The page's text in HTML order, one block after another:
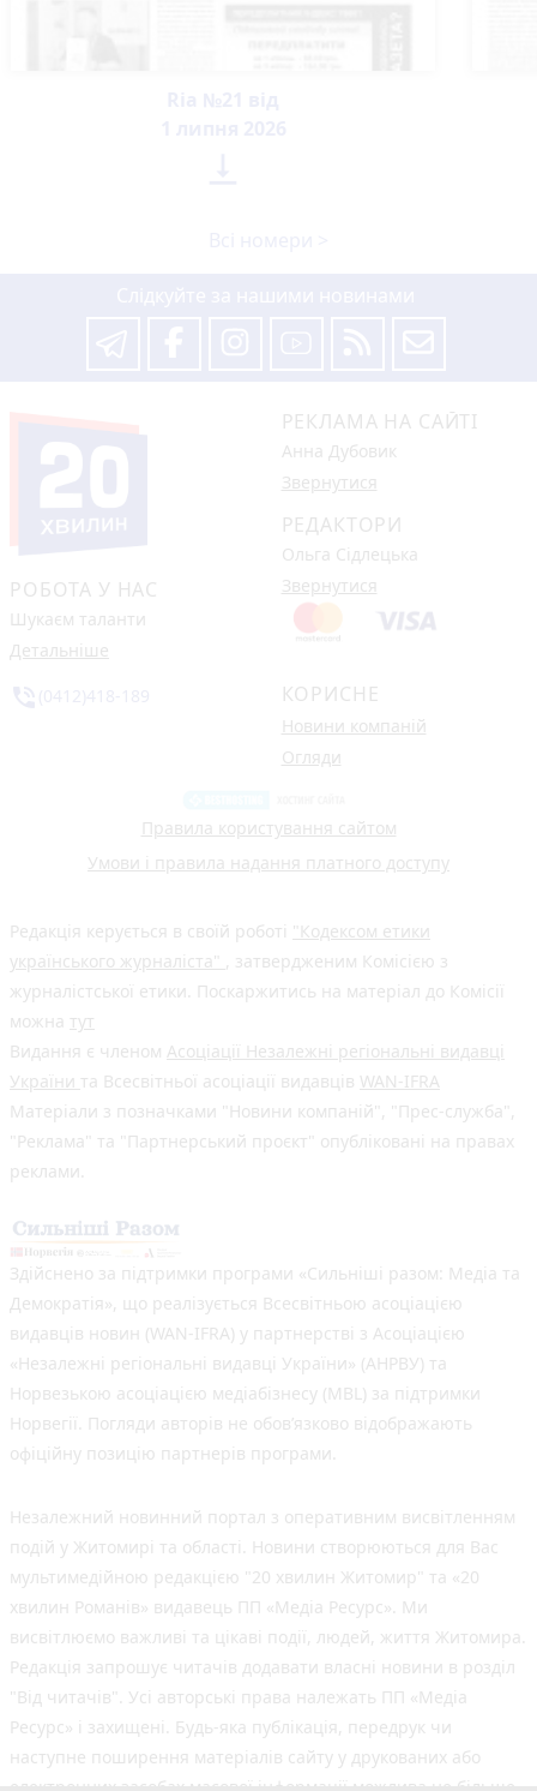
РОБОТА У НАС
Шукаєм таланти
Детальніше
РЕКЛАМА НА САЙТІ
Анна Дубовик
Звернутися
РЕДАКТОРИ
Ольга Сідлецька
Звернутися
КОРИСНЕ
Новини компаній
Огляди
Правила користування сайтом
Умови і правила надання платного доступу
Редакція керується в своїй роботі "Кодексом етики
українського журналіста" , затвердженим Комісією з
журналістської етики. Поскаржитись на матеріал до Комісії
можна тут
Видання є членом Асоціації Незалежні регіональні видавці
України та Всесвітньої асоціації видавців WAN-IFRA
Матеріали з позначками "Новини компаній", "Прес-служба",
"Реклама" та "Партнерський проєкт" опубліковані на правах
реклами.
Здійснено за підтримки програми «Сильніші разом: Медіа та
Демократія», що реалізується Всесвітньою асоціацією
видавців новин (WAN-IFRA) у партнерстві з Асоціацією
«Незалежні регіональні видавці України» (АНРВУ) та
Норвезькою асоціацією медіабізнесу (MBL) за підтримки
Норвегії. Погляди авторів не обов’язково відображають
офіційну позицію партнерів програми.
Незалежний новинний портал з оперативним висвітленням
подій у Житомирі та області. Новини створюються для Вас
мультимедійною редакцією "20 хвилин Житомир" та «20
хвилин Романів» видавець ПП «Медіа Ресурс». Ми
висвітлюємо важливі та цікаві події, людей, життя Житомира.
Редакція запрошує читачів додавати власні новини в розділ
"Від читачів". Усі авторські права належать ПП «Медіа
Ресурс» і захищені. Будь-яка публiкацiя, передрук чи
наступне поширення матеріалів сайту у друкованих або